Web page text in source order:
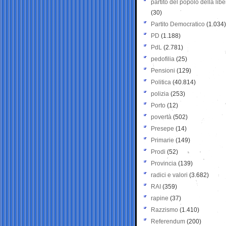
partito del popolo della
(30)
Partito Democratico (1.034)
PD (1.188)
PdL (2.781)
pedofilia (25)
Pensioni (129)
Politica (40.814)
polizia (253)
Porto (12)
povertà (502)
Presepe (14)
Primarie (149)
Prodi (52)
Provincia (139)
radici e valori (3.682)
RAI (359)
rapine (37)
Razzismo (1.410)
Referendum (200)